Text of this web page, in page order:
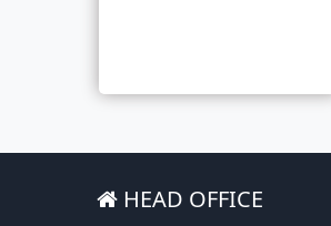
HEAD OFFICE